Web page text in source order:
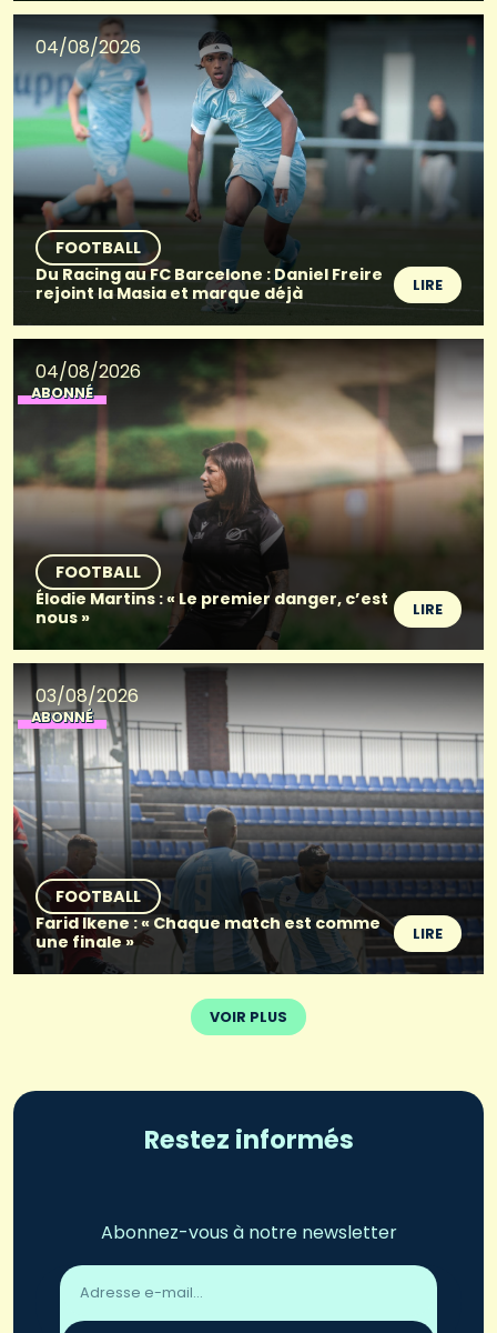
04/08/2026
FOOTBALL
Du Racing au FC Barcelone : Daniel Freire
rejoint la Masia et marque déjà
LIRE
04/08/2026
ABONNÉ
FOOTBALL
Élodie Martins : « Le premier danger, c’est
nous »
LIRE
03/08/2026
ABONNÉ
FOOTBALL
Farid Ikene : « Chaque match est comme
une finale »
LIRE
VOIR PLUS
Restez informés
Abonnez-vous à notre newsletter
Adresse
email